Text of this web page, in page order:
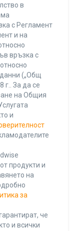
в
с Регламент
и на
връзка с
(„Общ
г.. За да се
на Общия
и
продукти и
на
за
че
и всички